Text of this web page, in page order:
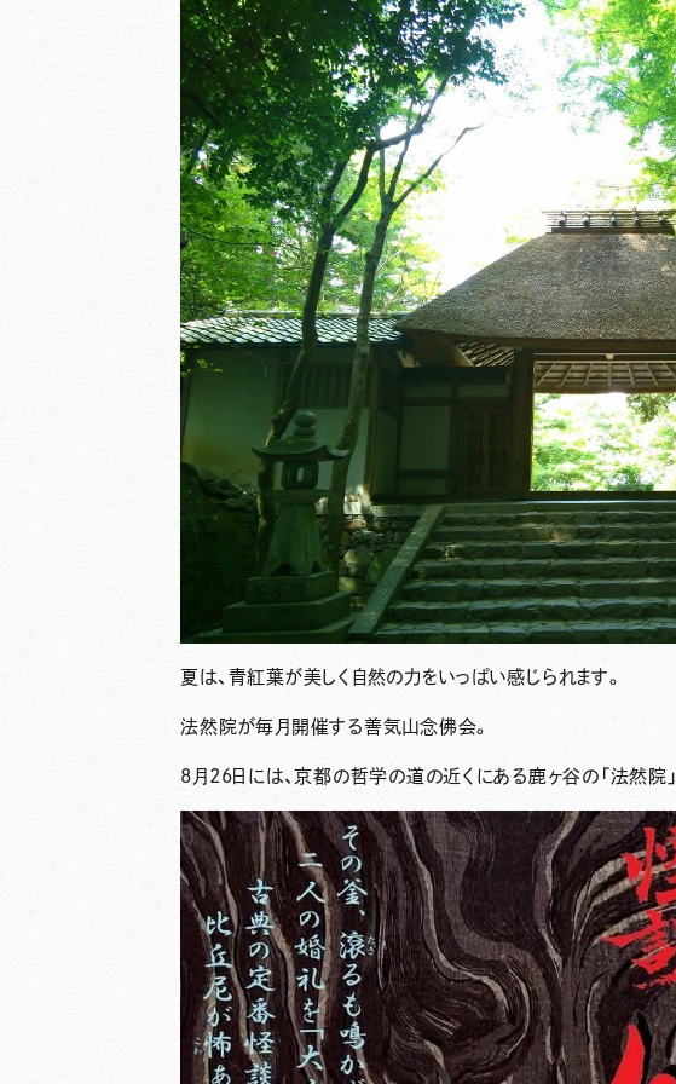
夏は、青紅葉が美しく自然の力をいっぱい感じられます。
法然院が毎月開催する善気山念佛会。
8月26日には、京都の哲学の道の近くにある鹿ヶ谷の「 法然院」